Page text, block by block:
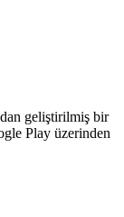
geliştirilmiş bir
Play üzerinden